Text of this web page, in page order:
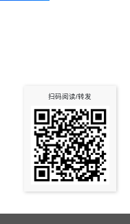
扫码阅读/转发